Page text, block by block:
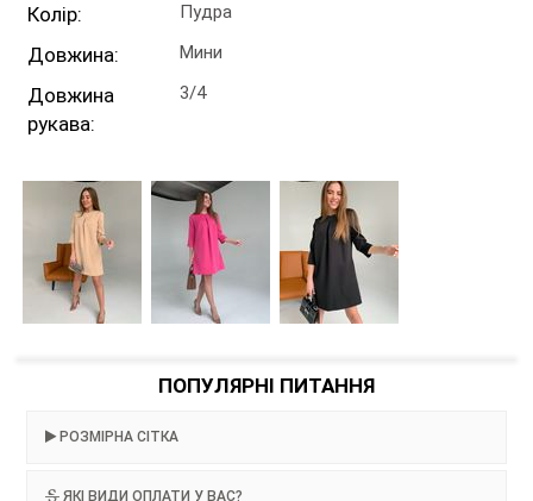
Колір: Пудра
Довжина: Мини
Довжина
рукава:
3/4
ПОПУЛЯРНІ ПИТАННЯ
РОЗМІРНА СІТКА
ЯКІ ВИДИ ОПЛАТИ У ВАС?